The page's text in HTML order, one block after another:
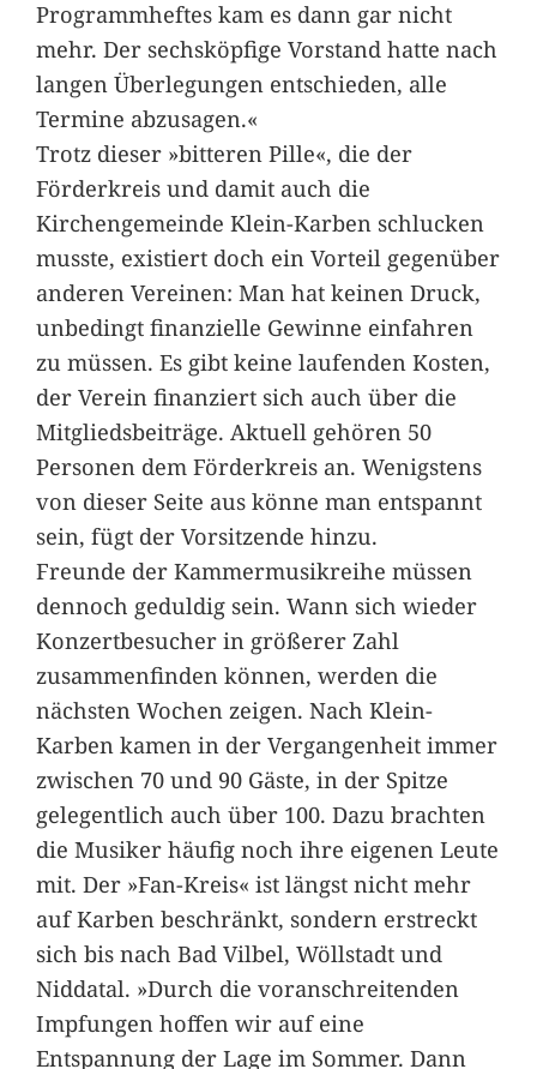
Programmheftes kam es dann gar nicht
mehr. Der sechsköpfige Vorstand hatte nach
langen Überlegungen entschieden, alle
Termine abzusagen.«
Trotz dieser »bitteren Pille«, die der
Förderkreis und damit auch die
Kirchengemeinde Klein-Karben schlucken
musste, existiert doch ein Vorteil gegenüber
anderen Vereinen: Man hat keinen Druck,
unbedingt finanzielle Gewinne einfahren
zu müssen. Es gibt keine laufenden Kosten,
der Verein finanziert sich auch über die
Mitgliedsbeiträge. Aktuell gehören 50
Personen dem Förderkreis an. Wenigstens
von dieser Seite aus könne man entspannt
sein, fügt der Vorsitzende hinzu.
Freunde der Kammermusikreihe müssen
dennoch geduldig sein. Wann sich wieder
Konzertbesucher in größerer Zahl
zusammenfinden können, werden die
nächsten Wochen zeigen. Nach Klein-
Karben kamen in der Vergangenheit immer
zwischen 70 und 90 Gäste, in der Spitze
gelegentlich auch über 100. Dazu brachten
die Musiker häufig noch ihre eigenen Leute
mit. Der »Fan-Kreis« ist längst nicht mehr
auf Karben beschränkt, sondern erstreckt
sich bis nach Bad Vilbel, Wöllstadt und
Niddatal. »Durch die voranschreitenden
Impfungen hoffen wir auf eine
Entspannung der Lage im Sommer. Dann